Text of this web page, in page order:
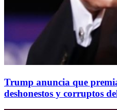
Trump anuncia que
deshonestos y corruptos